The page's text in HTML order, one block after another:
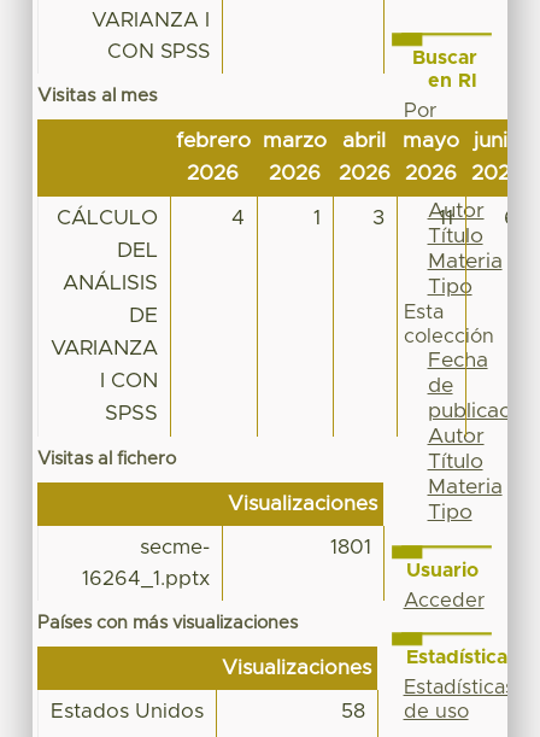
VARIANZA I
CON SPSS
Visitas al mes
febrero
2026
marzo
2026
abril
2026
mayo
2026
junio
2026
CÁLCULO
DEL
ANÁLISIS
DE
VARIANZA
I CON
SPSS
4 1 3 11 6
Visitas al fichero
Visualizaciones
secme-
16264_1.pptx
1801
Países con más visualizaciones
Visualizaciones
Estados Unidos 58
Buscar
en RI
Por
Fecha
de
publicación
Autor
Título
Materia
Tipo
Esta
colección
Fecha
de
publicación
Autor
Título
Materia
Tipo
Usuario
Acceder
Estadísticas
Estadísticas
de uso